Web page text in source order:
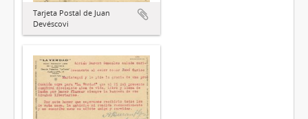
Tarjeta Postal de Juan
Devéscovi